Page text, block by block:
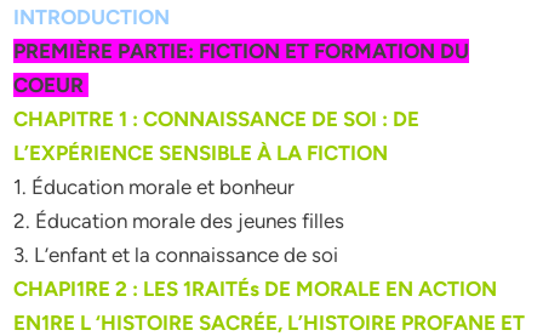
INTRODUCTION
PREMIÈRE PARTIE: FICTION ET FORMATION DU
COEUR
CHAPITRE 1 : CONNAISSANCE DE SOI : DE
L’EXPÉRIENCE SENSIBLE À LA FICTION
1. Éducation morale et bonheur
2. Éducation morale des jeunes filles
3. L’enfant et la connaissance de soi
CHAPI1RE 2 : LES 1RAITÉs DE MORALE EN ACTION
EN1RE L ‘HISTOIRE SACRÉE, L’HISTOIRE PROFANE ET